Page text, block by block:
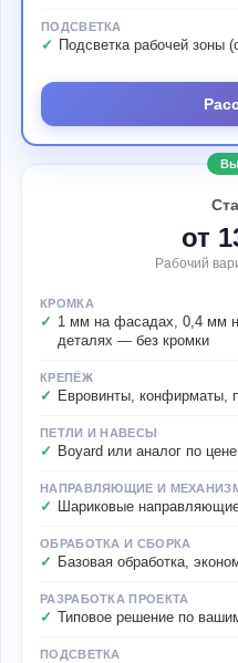
от
Рабочий
КРОМКА
1 мм на фасадах, 0,4 мм
деталях — без кромки
КРЕПЁЖ
Евровинты, конфирматы,
ПЕТЛИ И НАВЕСЫ
Boyard или аналог по
НАПРАВЛЯЮЩИЕ И
Шариковые
ОБРАБОТКА И СБОРКА
Базовая обработка,
РАЗРАБОТКА ПРОЕКТА
Типовое решение по
ПОДСВЕТКА
ПОДСВЕТКА
Подсветка рабочей зоны